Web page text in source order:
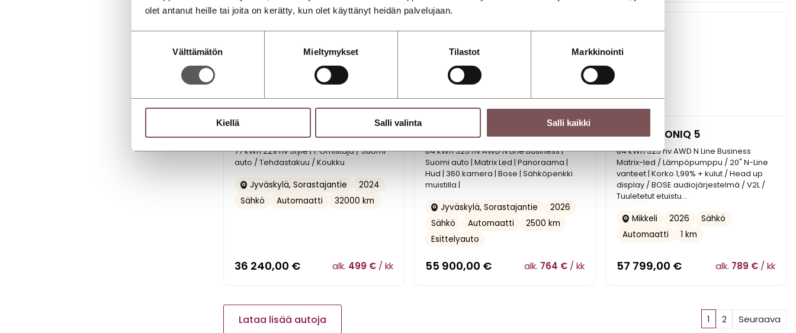
olet antanut heille tai joita on kerätty, kun olet käyttänyt heidän palvelujaan.
Välttämätön Mieltymykset Tilastot Markkinointi
Kiellä Salli valinta Salli kaikki
HYUNDAI IONIQ 5
77 kWh 229 hv Style | 1. Omistaja / Suomi-
auto / Tehdastakuu / Koukku
Jyväskylä, Sorastajantie
2024
Sähkö
Automaatti 32000 km
36 240,00 € alk. 499 € / kk
Hyundai IONIQ 5
84 kWh 325 hv AWD N Line Business |
Suomi auto | Matrix Led | Panoraama |
Hud | 360 kamera | Bose | Sähköpenkki
muistilla |
Jyväskylä, Sorastajantie
2026
Sähkö
Automaatti
2500 km
Esittelyauto
55 900,00 € alk. 764 €/ kk
Hyundai IONIQ 5
84 kWh 325 hv AWD N Line Business
Matrix-led / Lämpöpumppu / 20" N-Line
vanteet | Korko 1,99% + kulut / Head up
display / BOSE audiojärjestelmä / V2L /
Tuuletetut etuistu...
Mikkeli 2026
Sähkö
Automaatti
1 km
57 799,00 € alk. 789 € / kk
Lataa lisää autoja 1 2 Seuraava